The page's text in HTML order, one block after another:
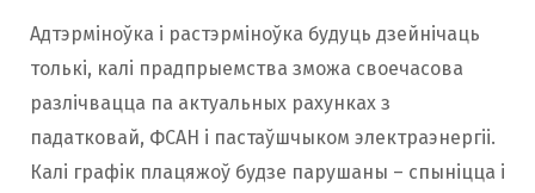
Адтэрміноўка і растэрміноўка будуць дзейнічаць
толькі, калі прадпрыемства зможа своечасова
разлічвацца па актуальных рахунках з
падатковай, ФСАН і пастаўшчыком электраэнергіі.
Калі графік плацяжоў будзе парушаны – спыніцца і